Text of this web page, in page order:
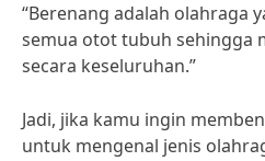
“Berenang adalah olahraga
semua otot tubuh sehingga
secara keseluruhan.”
Jadi, jika kamu ingin
untuk mengenal jenis